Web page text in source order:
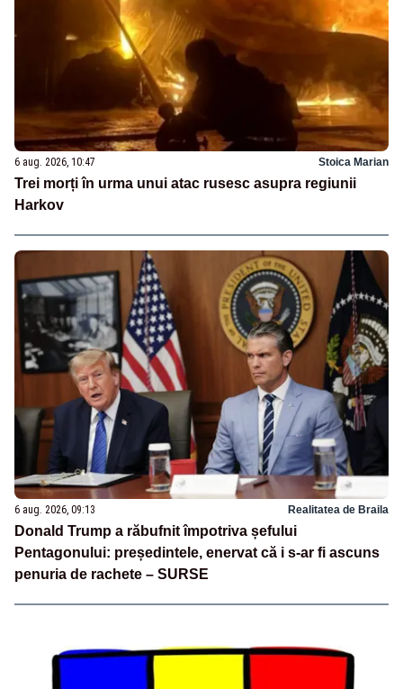
6 aug. 2026, 10:47 Stoica Marian
Trei morți în urma unui atac rusesc asupra regiunii
Harkov
6 aug. 2026, 09:13 Realitatea de Braila
Donald Trump a răbufnit împotriva șefului
Pentagonului: președintele, enervat că i s-ar fi ascuns
penuria de rachete – SURSE